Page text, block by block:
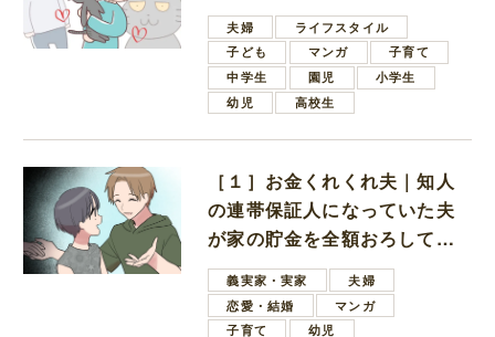
夫婦
ライフスタイル
子ども
マンガ
子育て
中学生
園児
小学生
幼児
高校生
［１］お金くれくれ夫｜知人
の連帯保証人になっていた夫
が家の貯金を全額おろしてほ
しいと言ってきた
義実家・実家
夫婦
恋愛・結婚
マンガ
子育て
幼児